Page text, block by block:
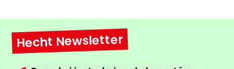
Hecht Newsletter